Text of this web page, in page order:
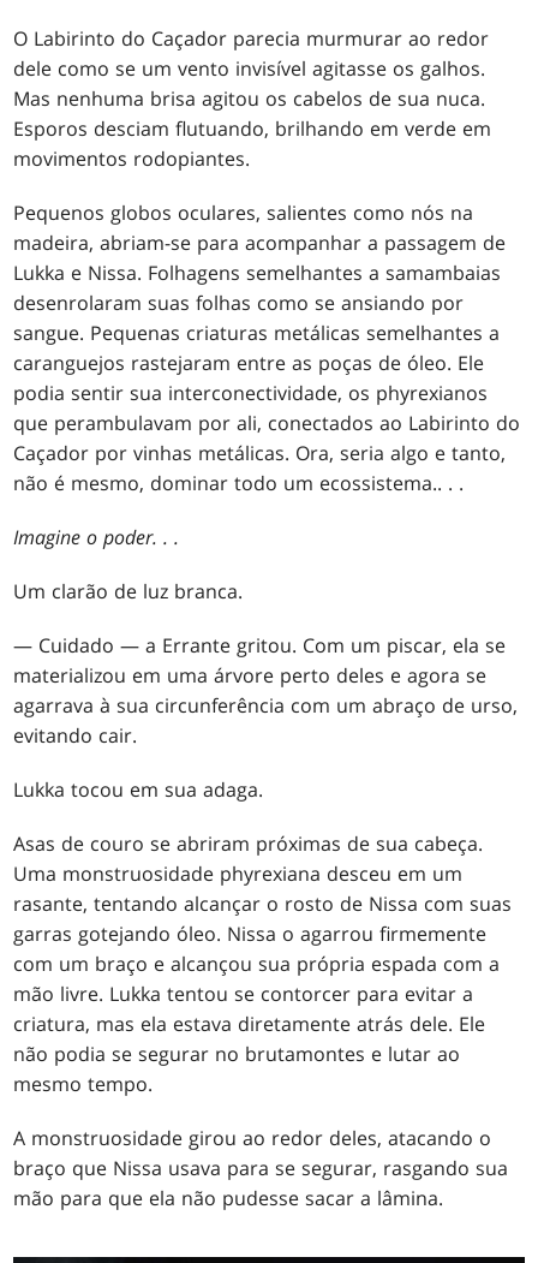
O Labirinto do Caçador parecia murmurar ao redor
dele como se um vento invisível agitasse os galhos.
Mas nenhuma brisa agitou os cabelos de sua nuca.
Esporos desciam flutuando, brilhando em verde em
movimentos rodopiantes.
Pequenos globos oculares, salientes como nós na
madeira, abriam-se para acompanhar a passagem de
Lukka e Nissa. Folhagens semelhantes a samambaias
desenrolaram suas folhas como se ansiando por
sangue. Pequenas criaturas metálicas semelhantes a
caranguejos rastejaram entre as poças de óleo. Ele
podia sentir sua interconectividade, os phyrexianos
que perambulavam por ali, conectados ao Labirinto do
Caçador por vinhas metálicas. Ora, seria algo e tanto,
não é mesmo, dominar todo um ecossistema.. . .
Imagine o poder. . .
Um clarão de luz branca.
— Cuidado — a Errante gritou. Com um piscar, ela se
materializou em uma árvore perto deles e agora se
agarrava à sua circunferência com um abraço de urso,
evitando cair.
Lukka tocou em sua adaga.
Asas de couro se abriram próximas de sua cabeça.
Uma monstruosidade phyrexiana desceu em um
rasante, tentando alcançar o rosto de Nissa com suas
garras gotejando óleo. Nissa o agarrou firmemente
com um braço e alcançou sua própria espada com a
mão livre. Lukka tentou se contorcer para evitar a
criatura, mas ela estava diretamente atrás dele. Ele
não podia se segurar no brutamontes e lutar ao
mesmo tempo.
A monstruosidade girou ao redor deles, atacando o
braço que Nissa usava para se segurar, rasgando sua
mão para que ela não pudesse sacar a lâmina.